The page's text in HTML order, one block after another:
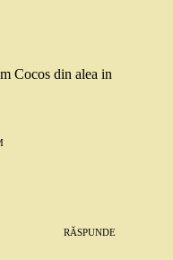
Cocos din alea in
RĂSPUNDE